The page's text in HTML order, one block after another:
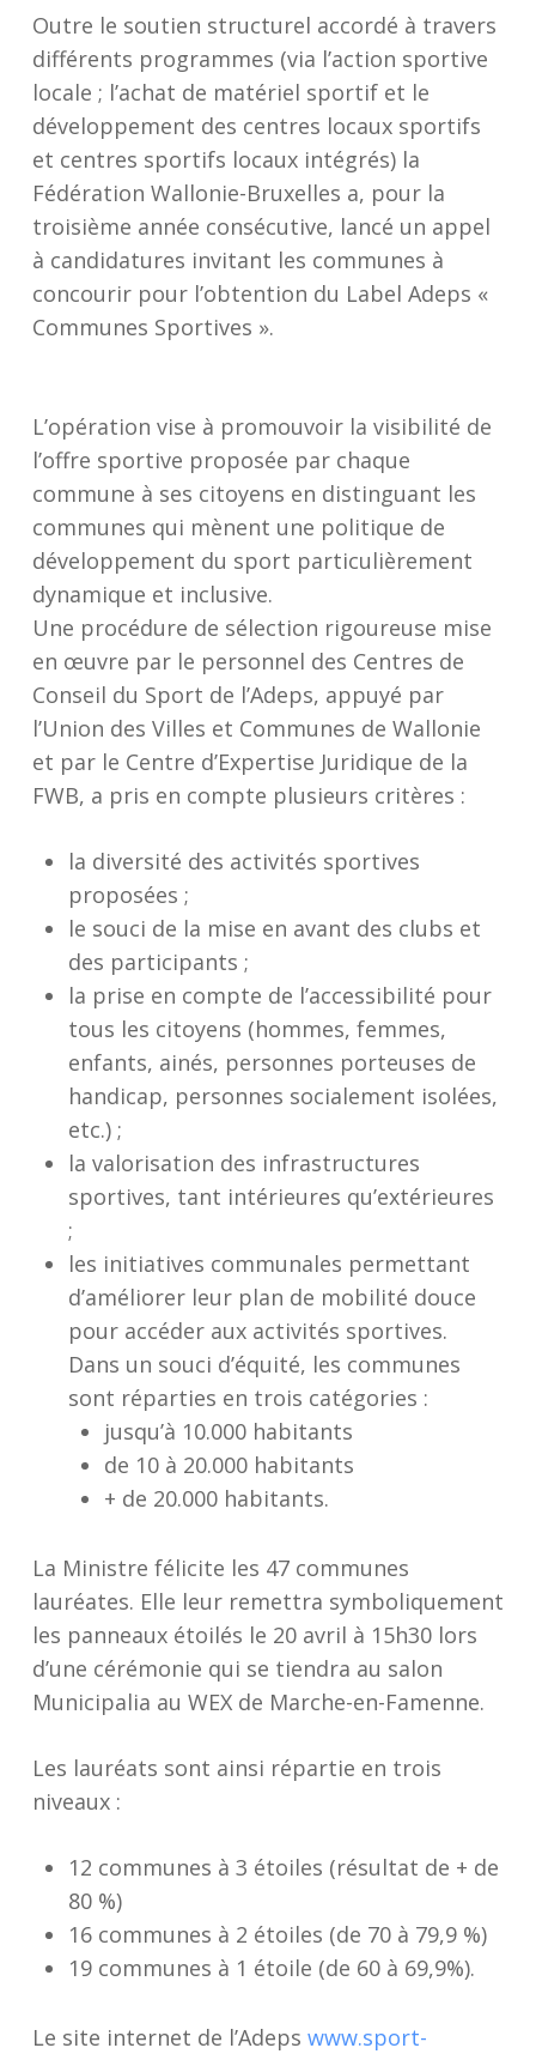
Outre le soutien structurel accordé à travers
différents programmes (via l’action sportive
locale ; l’achat de matériel sportif et le
développement des centres locaux sportifs
et centres sportifs locaux intégrés) la
Fédération Wallonie-Bruxelles a, pour la
troisième année consécutive, lancé un appel
à candidatures invitant les communes à
concourir pour l’obtention du Label Adeps «
Communes Sportives ».
L’opération vise à promouvoir la visibilité de
l’offre sportive proposée par chaque
commune à ses citoyens en distinguant les
communes qui mènent une politique de
développement du sport particulièrement
dynamique et inclusive.
Une procédure de sélection rigoureuse mise
en œuvre par le personnel des Centres de
Conseil du Sport de l’Adeps, appuyé par
l’Union des Villes et Communes de Wallonie
et par le Centre d’Expertise Juridique de la
FWB, a pris en compte plusieurs critères :
la diversité des activités sportives
proposées ;
le souci de la mise en avant des clubs et
des participants ;
la prise en compte de l’accessibilité pour
tous les citoyens (hommes, femmes,
enfants, ainés, personnes porteuses de
handicap, personnes socialement isolées,
etc.) ;
la valorisation des infrastructures
sportives, tant intérieures qu’extérieures
;
les initiatives communales permettant
d’améliorer leur plan de mobilité douce
pour accéder aux activités sportives.
Dans un souci d’équité, les communes
sont réparties en trois catégories :
jusqu’à 10.000 habitants
de 10 à 20.000 habitants
+ de 20.000 habitants.
La Ministre félicite les 47 communes
lauréates. Elle leur remettra symboliquement
les panneaux étoilés le 20 avril à 15h30 lors
d’une cérémonie qui se tiendra au salon
Municipalia au WEX de Marche-en-Famenne.
Les lauréats sont ainsi répartie en trois
niveaux :
12 communes à 3 étoiles (résultat de + de
80 %)
16 communes à 2 étoiles (de 70 à 79,9 %)
19 communes à 1 étoile (de 60 à 69,9%).
Le site internet de l’Adeps www.sport-